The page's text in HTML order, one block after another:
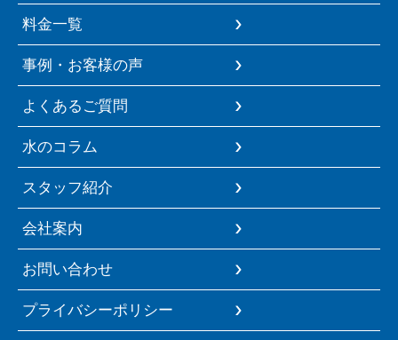
料金一覧
事例・お客様の声
よくあるご質問
水のコラム
スタッフ紹介
会社案内
お問い合わせ
プライバシーポリシー